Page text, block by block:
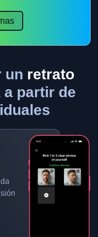
un retrato
a partir de